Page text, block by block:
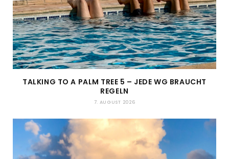
TALKING TO A PALM TREE 5 – JEDE WG BRAUCHT
REGELN
7. AUGUST 2026